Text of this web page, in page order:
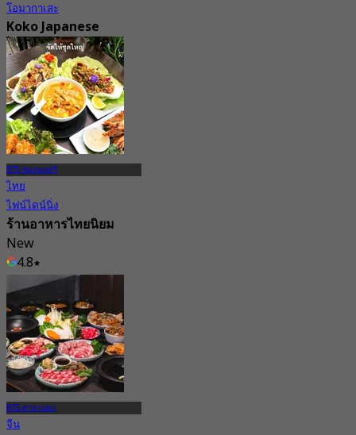
โอมากาเสะ
Koko Japanese
Omakase
4.7
10.7K การจอง
จาก฿ 770
BTS ช่องนนทรี
ไทย
ไฟน์ไดน์นิ่ง
ร้านอาหารไทยนิยม
New
4.8
จาก฿ 390
BTS ศาลาแดง
จีน